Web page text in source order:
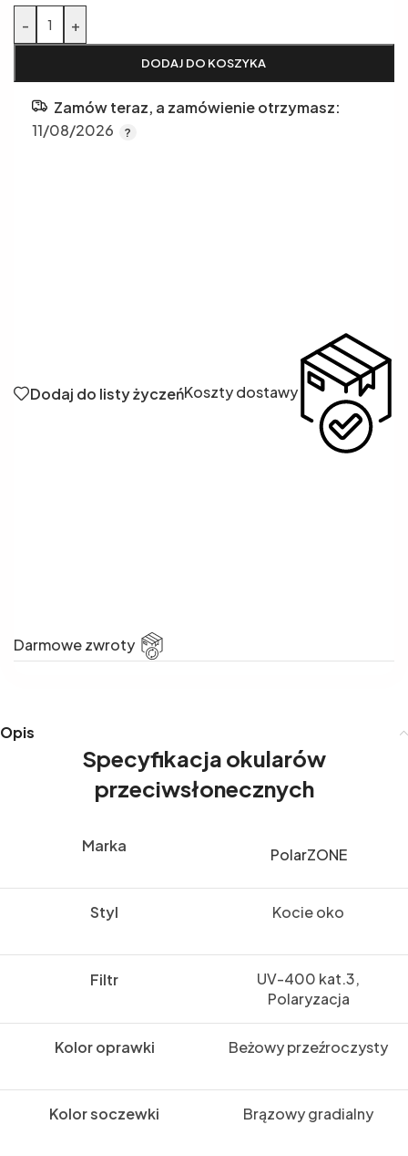
- +
DODAJ DO KOSZYKA
Alternative:
Zamów teraz, a zamówienie otrzymasz:
11/08/2026
Dodaj do listy życzeńKoszty dostawy
Darmowe zwroty
Opis
Specyfikacja okularów
przeciwsłonecznych
Marka PolarZONE
Styl Kocie oko
Filtr
UV-400 kat.3,
Polaryzacja
Kolor oprawki Beżowy przeźroczysty
Kolor soczewki Brązowy gradialny